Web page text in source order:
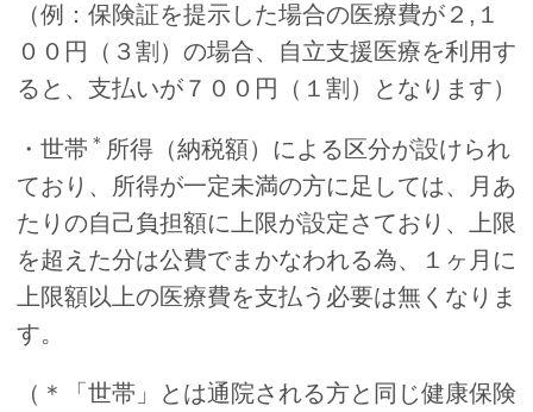
（例：保険証を提示した場合の医療費が２,１
００円（３割）の場合、自立支援医療を利用す
ると、支払いが７００円（１割）となります）
・世帯 ＊ 所得（納税額）による区分が設けられ
ており、所得が一定未満の方に足しては、月あ
たりの自己負担額に上限が設定さており、上限
を超えた分は公費でまかなわれる為、１ヶ月に
上限額以上の医療費を支払う必要は無くなりま
す。
（＊「世帯」とは通院される方と同じ健康保険